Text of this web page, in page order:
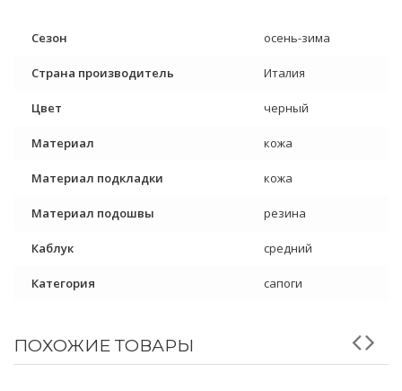
Сезон осень-зима
Страна производитель Италия
Цвет черный
Материал кожа
Материал подкладки кожа
Материал подошвы резина
Каблук средний
Категория сапоги
ПОХОЖИЕ ТОВАРЫ